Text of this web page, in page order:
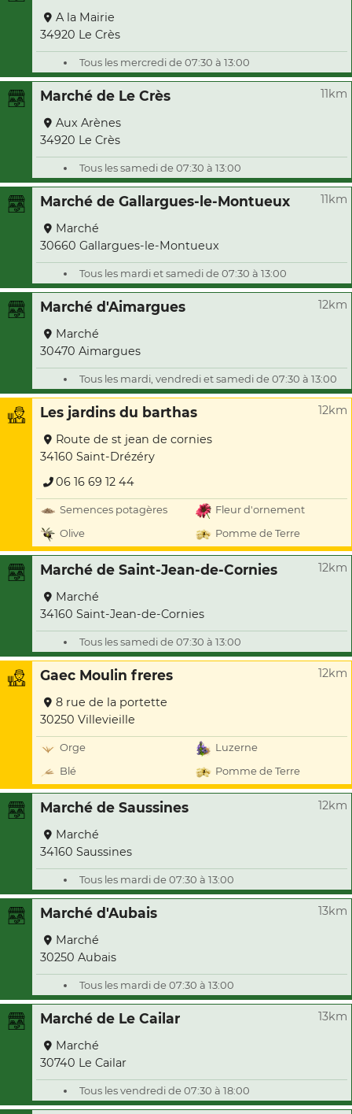
A la Mairie
34920 Le Crès
Tous les mercredi de 07:30 à 13:00
Marché de Le Crès 11km
Aux Arènes
34920 Le Crès
Tous les samedi de 07:30 à 13:00
Marché de Gallargues-le-Montueux 11km
Marché
30660 Gallargues-le-Montueux
Tous les mardi et samedi de 07:30 à 13:00
Marché d'Aimargues 12km
Marché
30470 Aimargues
Tous les mardi, vendredi et samedi de 07:30 à 13:00
Les jardins du barthas 12km
Route de st jean de cornies
34160 Saint-Drézéry
06 16 69 12 44
Semences potagères
Fleur d'ornement
Olive
Pomme de Terre
Marché de Saint-Jean-de-Cornies 12km
Marché
34160 Saint-Jean-de-Cornies
Tous les samedi de 07:30 à 13:00
Gaec Moulin freres 12km
8 rue de la portette
30250 Villevieille
Orge
Luzerne
Blé
Pomme de Terre
Marché de Saussines 12km
Marché
34160 Saussines
Tous les mardi de 07:30 à 13:00
Marché d'Aubais 13km
Marché
30250 Aubais
Tous les mardi de 07:30 à 13:00
Marché de Le Cailar 13km
Marché
30740 Le Cailar
Tous les vendredi de 07:30 à 18:00